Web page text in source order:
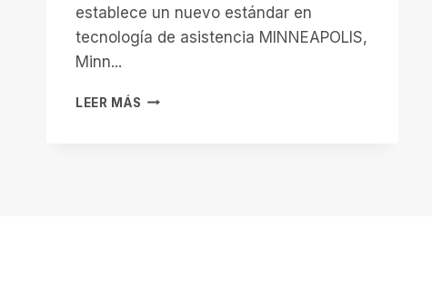
establece un nuevo estándar en
tecnología de asistencia MINNEAPOLIS,
Minn...
LEER MÁS COMUNICADO